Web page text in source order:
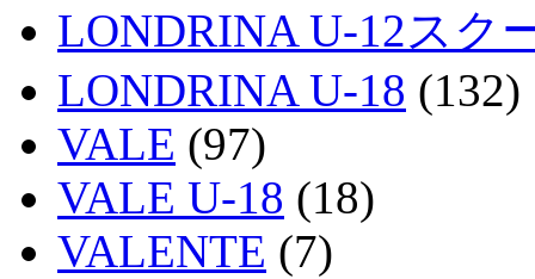
LONDRINA U-12スク
LONDRINA U-18 (132)
VALE (97)
VALE U-18 (18)
VALENTE (7)